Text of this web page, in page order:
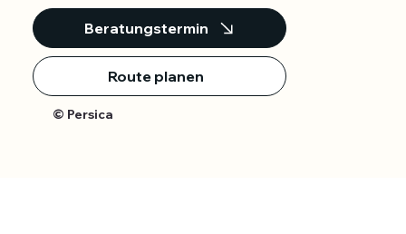
Beratungstermin
Route planen
© Persica